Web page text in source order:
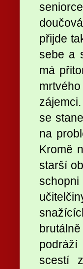
přijde
sebe a
má
se
na
Kromě
starší
scestí